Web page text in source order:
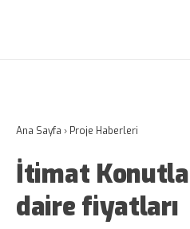
Ana Sayfa › Proje Haberleri
İtimat
daire fiyatları